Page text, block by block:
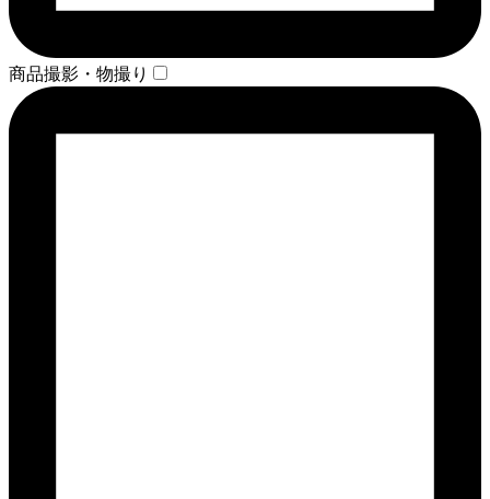
商品撮影・物撮り